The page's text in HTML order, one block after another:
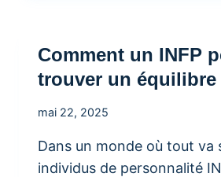
Comment un INFP
trouver un équilibre
mai 22, 2025
Dans un monde où tout va
individus de personnalité